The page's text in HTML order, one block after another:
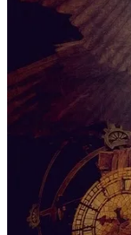
Scarlet Aura
Videoclipuri